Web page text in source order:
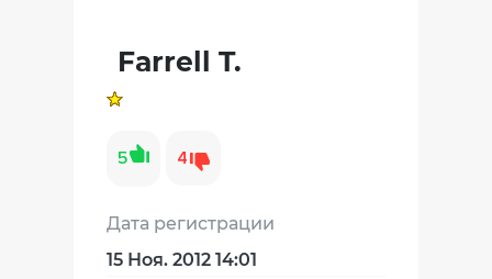
Farrell T.
5 4
Дата регистрации
15 Ноя. 2012 14:01